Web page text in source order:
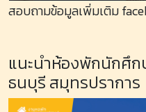
สอบถามข้อมูลเพิ่มเติม
แนะนำห้องพักนักศึ
ธนบุรี สมุทรปราการ